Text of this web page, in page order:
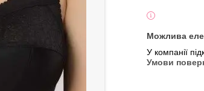
У компанії